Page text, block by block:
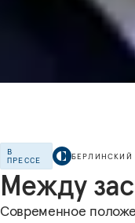
В
ПРЕССЕ
БЕРЛИНСКИЙ
Между
Современное